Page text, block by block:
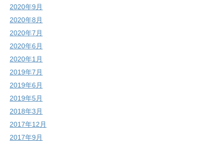
2020年9月
2020年8月
2020年7月
2020年6月
2020年1月
2019年7月
2019年6月
2019年5月
2018年3月
2017年12月
2017年9月